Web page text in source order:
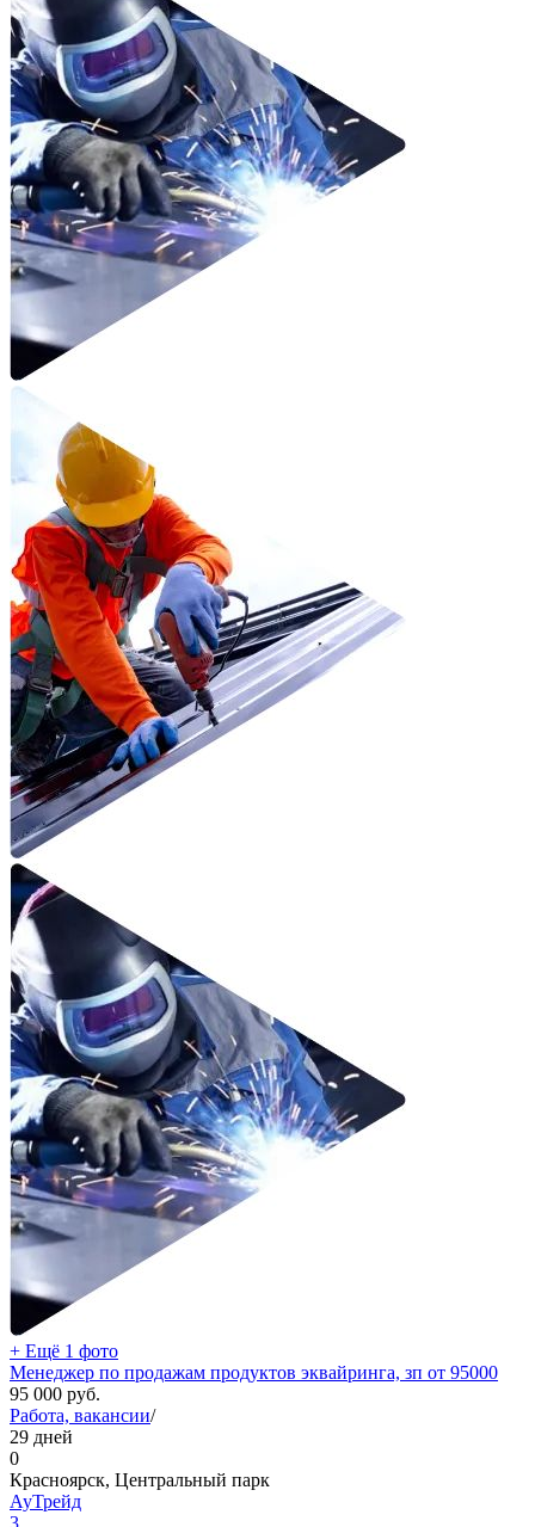
+ Ещё 1 фото
Менеджер по продажам продуктов эквайринга, зп от 95000
95 000 руб.
Работа, вакансии/
29 дней
0
Красноярск, Центральный парк
АуТрейд